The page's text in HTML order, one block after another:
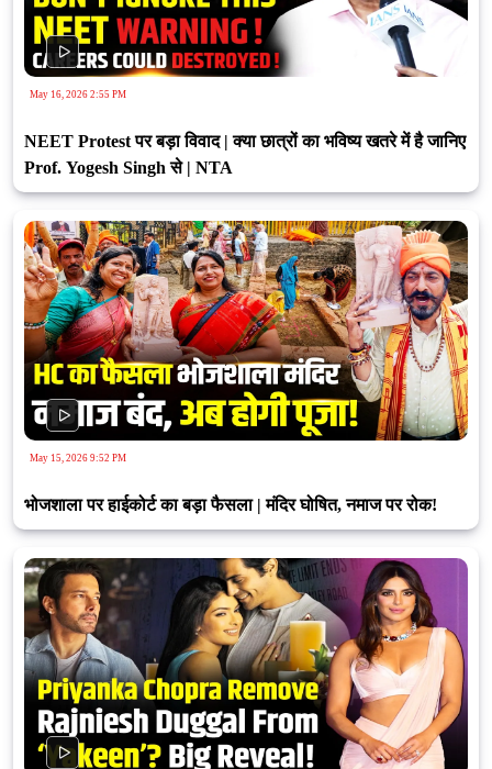
May 16, 2026 2:55 PM
NEET Protest पर बड़ा विवाद | क्या छात्रों का भविष्य खतरे में है जानिए
Prof. Yogesh Singh से | NTA
May 15, 2026 9:52 PM
भोजशाला पर हाईकोर्ट का बड़ा फैसला | मंदिर घोषित, नमाज पर रोक!